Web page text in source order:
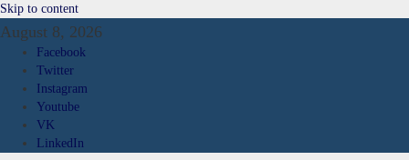
Skip to content
August 8, 2026
Facebook
Twitter
Instagram
Youtube
VK
LinkedIn